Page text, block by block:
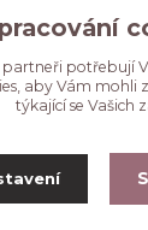
Upravit sběr
partneři potřebují
aby Vám mohli
týkající se Vašich